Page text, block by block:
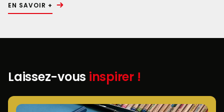
EN SAVOIR +
Laissez-vous inspirer !